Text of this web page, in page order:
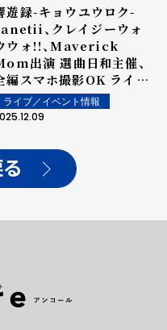
遊録-キョウユウロク-
、クレイジーウォ
ウォ!!、Maverick
出演 選曲日和主催、
編スマホ撮影OK ライブ
ベント「響遊録-キョウユ
ク- 其の弍」 前回大好
ルコラボステージの開催
発表！
ライブ／イベント情報